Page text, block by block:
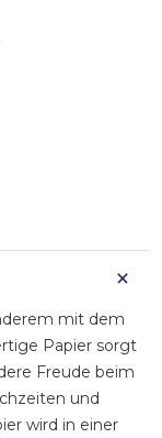
mit dem
Papier sorgt
Freude beim
und
wird in einer